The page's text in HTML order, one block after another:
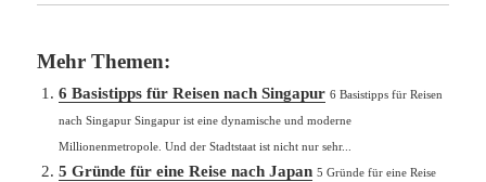
Mehr Themen:
6 Basistipps für Reisen nach Singapur 6 Basistipps für Reisen
nach Singapur Singapur ist eine dynamische und moderne
Millionenmetropole. Und der Stadtstaat ist nicht nur sehr...
5 Gründe für eine Reise nach Japan 5 Gründe für eine Reise